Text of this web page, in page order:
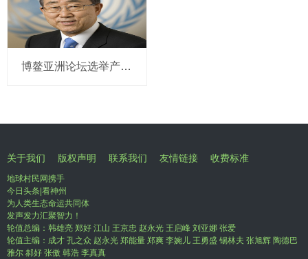
博鳌亚洲论坛选举产生新一届理事会 潘基文当选理事长
关于我们 版权声明 联系我们 友情链接 收费标准
地球村民网携手
今日头条|看神州
为人类生态命运共同体
发声发力汇聚智力！
轮值总编：韩雄亮 郑好 江山 王京忠 赵永光 王启峰 刘亚娜 张爱
轮值主编：成才 孔之众 赵永光 郑能量 郑爽 李婉儿 王勇盛 锡林夫 张旭辉 陶德巴
雅尔 郝好 张傲 韩浩 李真真